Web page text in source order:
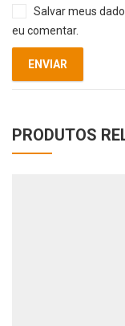
Salvar meus
eu comentar.
PRODUTOS